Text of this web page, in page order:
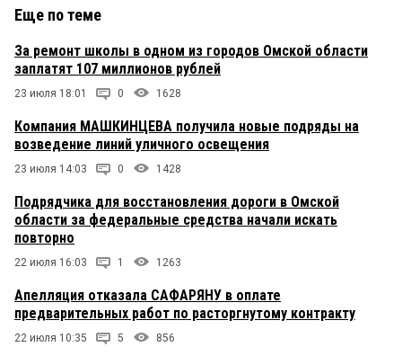
Еще по теме
За ремонт школы в одном из городов Омской области
заплатят 107 миллионов рублей
23 июля 18:01 0 1628
Компания МАШКИНЦЕВА получила новые подряды на
возведение линий уличного освещения
23 июля 14:03 0 1428
Подрядчика для восстановления дороги в Омской
области за федеральные средства начали искать
повторно
22 июля 16:03 1 1263
Апелляция отказала САФАРЯНУ в оплате
предварительных работ по расторгнутому контракту
22 июля 10:35 5 856